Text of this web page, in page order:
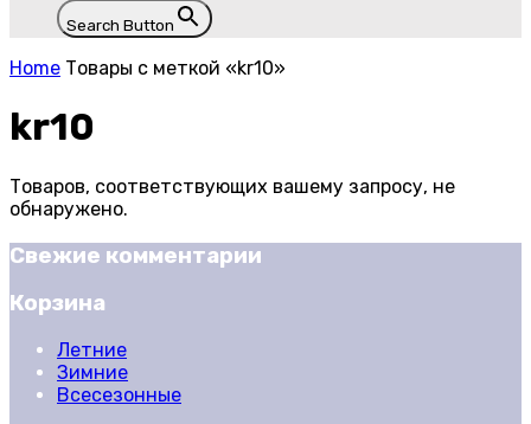
Search Button
Home Товары с меткой «kr10»
kr10
Товаров, соответствующих вашему запросу, не
обнаружено.
Свежие комментарии
Корзина
Летние
Зимние
Всесезонные